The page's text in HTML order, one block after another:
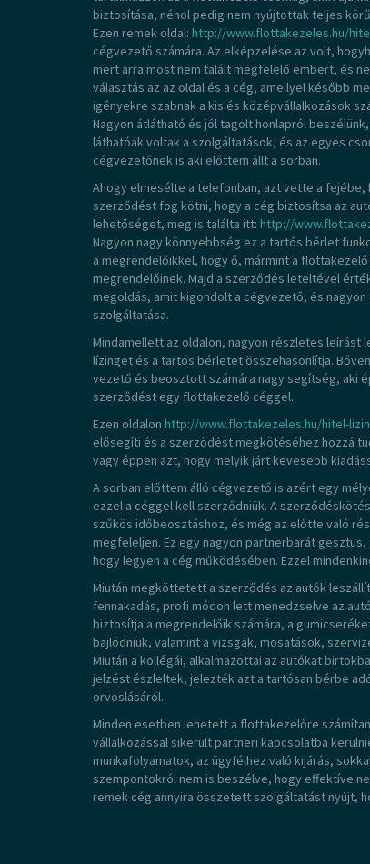
biztosítása, néhol pedig nem nyújtottak teljes
Ezen remek oldal: http://www.flottakezeles.hu/
cégvezető számára. Az elképzelése az volt,
mert arra most nem talált megfelelő embert, és
választás az az oldal és a cég, amellyel később
igényekre szabnak a kis és középvállalkozások
Nagyon átlátható és jól tagolt honlapról
láthatóak voltak a szolgáltatások, és az egyes
cégvezetőnek is aki előttem állt a sorban.
Ahogy elmesélte a telefonban, azt vette a fejébe,
szerződést fog kötni, hogy a cég biztosítsa az
lehetőséget, meg is találta itt: http://
Nagyon nagy könnyebbség ez a tartós bérlet
a megrendelőikkel, hogy ő, mármint a
megrendelőinek. Majd a szerződés leteltével
megoldás, amit kigondolt a cégvezető, és
szolgáltatása.
Mindamellett az oldalon, nagyon részletes leírást
lízinget és a tartós bérletet összehasonlítja.
vezető és beosztott számára nagy segítség, aki
szerződést egy flottakezelő céggel.
Ezen oldalon http://www.flottakezeles.hu/hitel-
elősegíti és a szerződést megkötéséhez hozzá
vagy éppen azt, hogy melyik járt kevesebb
A sorban előttem álló cégvezető is azért egy
ezzel a céggel kell szerződniük. A
szűkös időbeosztáshoz, és még az előtte való
megfeleljen. Ez egy nagyon partnerbarát
hogy legyen a cég működésében. Ezzel
Miután megköttetett a szerződés az autók
fennakadás, profi módon lett menedzselve az
biztosítja a megrendelőik számára, a
bajlódniuk, valamint a vizsgák, mosatások,
Miután a kollégái, alkalmazottai az autókat
jelzést észleltek, jelezték azt a tartósan bérbe
orvoslásáról.
Minden esetben lehetett a flottakezelőre
vállalkozással sikerült partneri kapcsolatba
munkafolyamatok, az ügyfélhez való kijárás,
szempontokról nem is beszélve, hogy effektíve
remek cég annyira összetett szolgáltatást nyújt,